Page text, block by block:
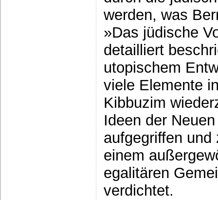
werden, was
»Das jüdische
detailliert
utopischem
viele Elemente
Kibbuzim
Ideen der
aufgegriffen und
einem
egalitären
verdichtet.